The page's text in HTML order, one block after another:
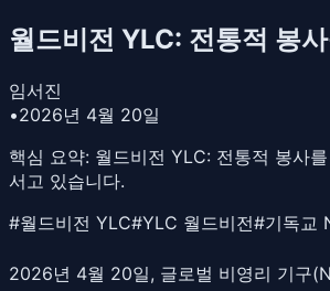
월드비전 YLC: 전통적 봉
임서진
•2026년 4월 20일
핵심 요약: 월드비전 YLC: 전통적 봉사
서고 있습니다.
#월드비전 YLC#YLC 월드비전#기독교
2026년 4월 20일, 글로벌 비영리 기구